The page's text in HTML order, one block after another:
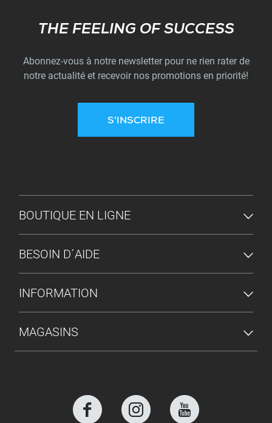
Subscribe
THE FEELING OF SUCCESS
Abonnez-vous à notre newsletter pour ne rien rater de
notre actualité et recevoir nos promotions en priorité!
S'INSCRIRE
MENU DU PIED DE PAGE
BOUTIQUE EN LIGNE
BESOIN D´AIDE
INFORMATION
MAGASINS